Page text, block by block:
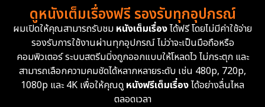
Dystopian 16
Emotional 61
Epic มหากาพย์ 225
ดูหนังเต็มเรื่องฟรี รองรับทุกอุปกรณ์
ผมเปิดให้คุณสามารถรับชม หนังเต็มเรื่องได้ฟรี โดยไม่มีค่าใช้จ่าย
รองรับการใช้งานผ่านทุกอุปกรณ์ ไม่ว่าจะเป็นมือถือหรือ
คอมพิวเตอร์ ระบบสตรีมมิ่งถูกออกแบบให้โหลดไว ไม่กระตุก และ
สามารถเลือกความคมชัดได้หลากหลายระดับ เช่น 480p, 720p,
1080p และ 4K เพื่อให้คุณดู หนังฟรีเต็มเรื่องได้อย่างลื่นไหล
ตลอดเวลา